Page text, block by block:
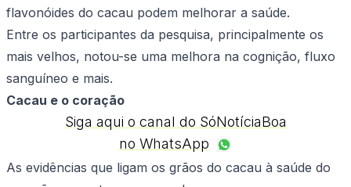
flavonóides do cacau podem melhorar a saúde.
Entre os participantes da pesquisa, principalmente os
mais velhos, notou-se uma melhora na cognição, fluxo
sanguíneo e mais.
Cacau e o coração
Siga aqui o canal do SóNotíciaBoa
no WhatsApp
As evidências que ligam os grãos do cacau à saúde do